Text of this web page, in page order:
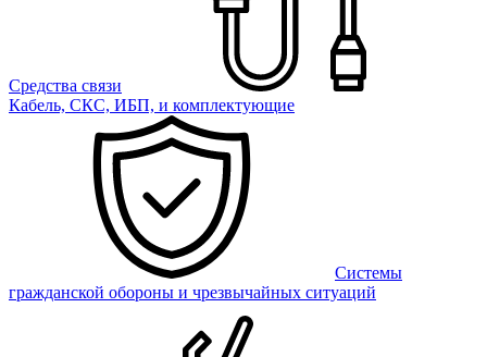
Средства связи
Кабель, СКС, ИБП, и комплектующие
Системы
гражданской обороны и чрезвычайных ситуаций